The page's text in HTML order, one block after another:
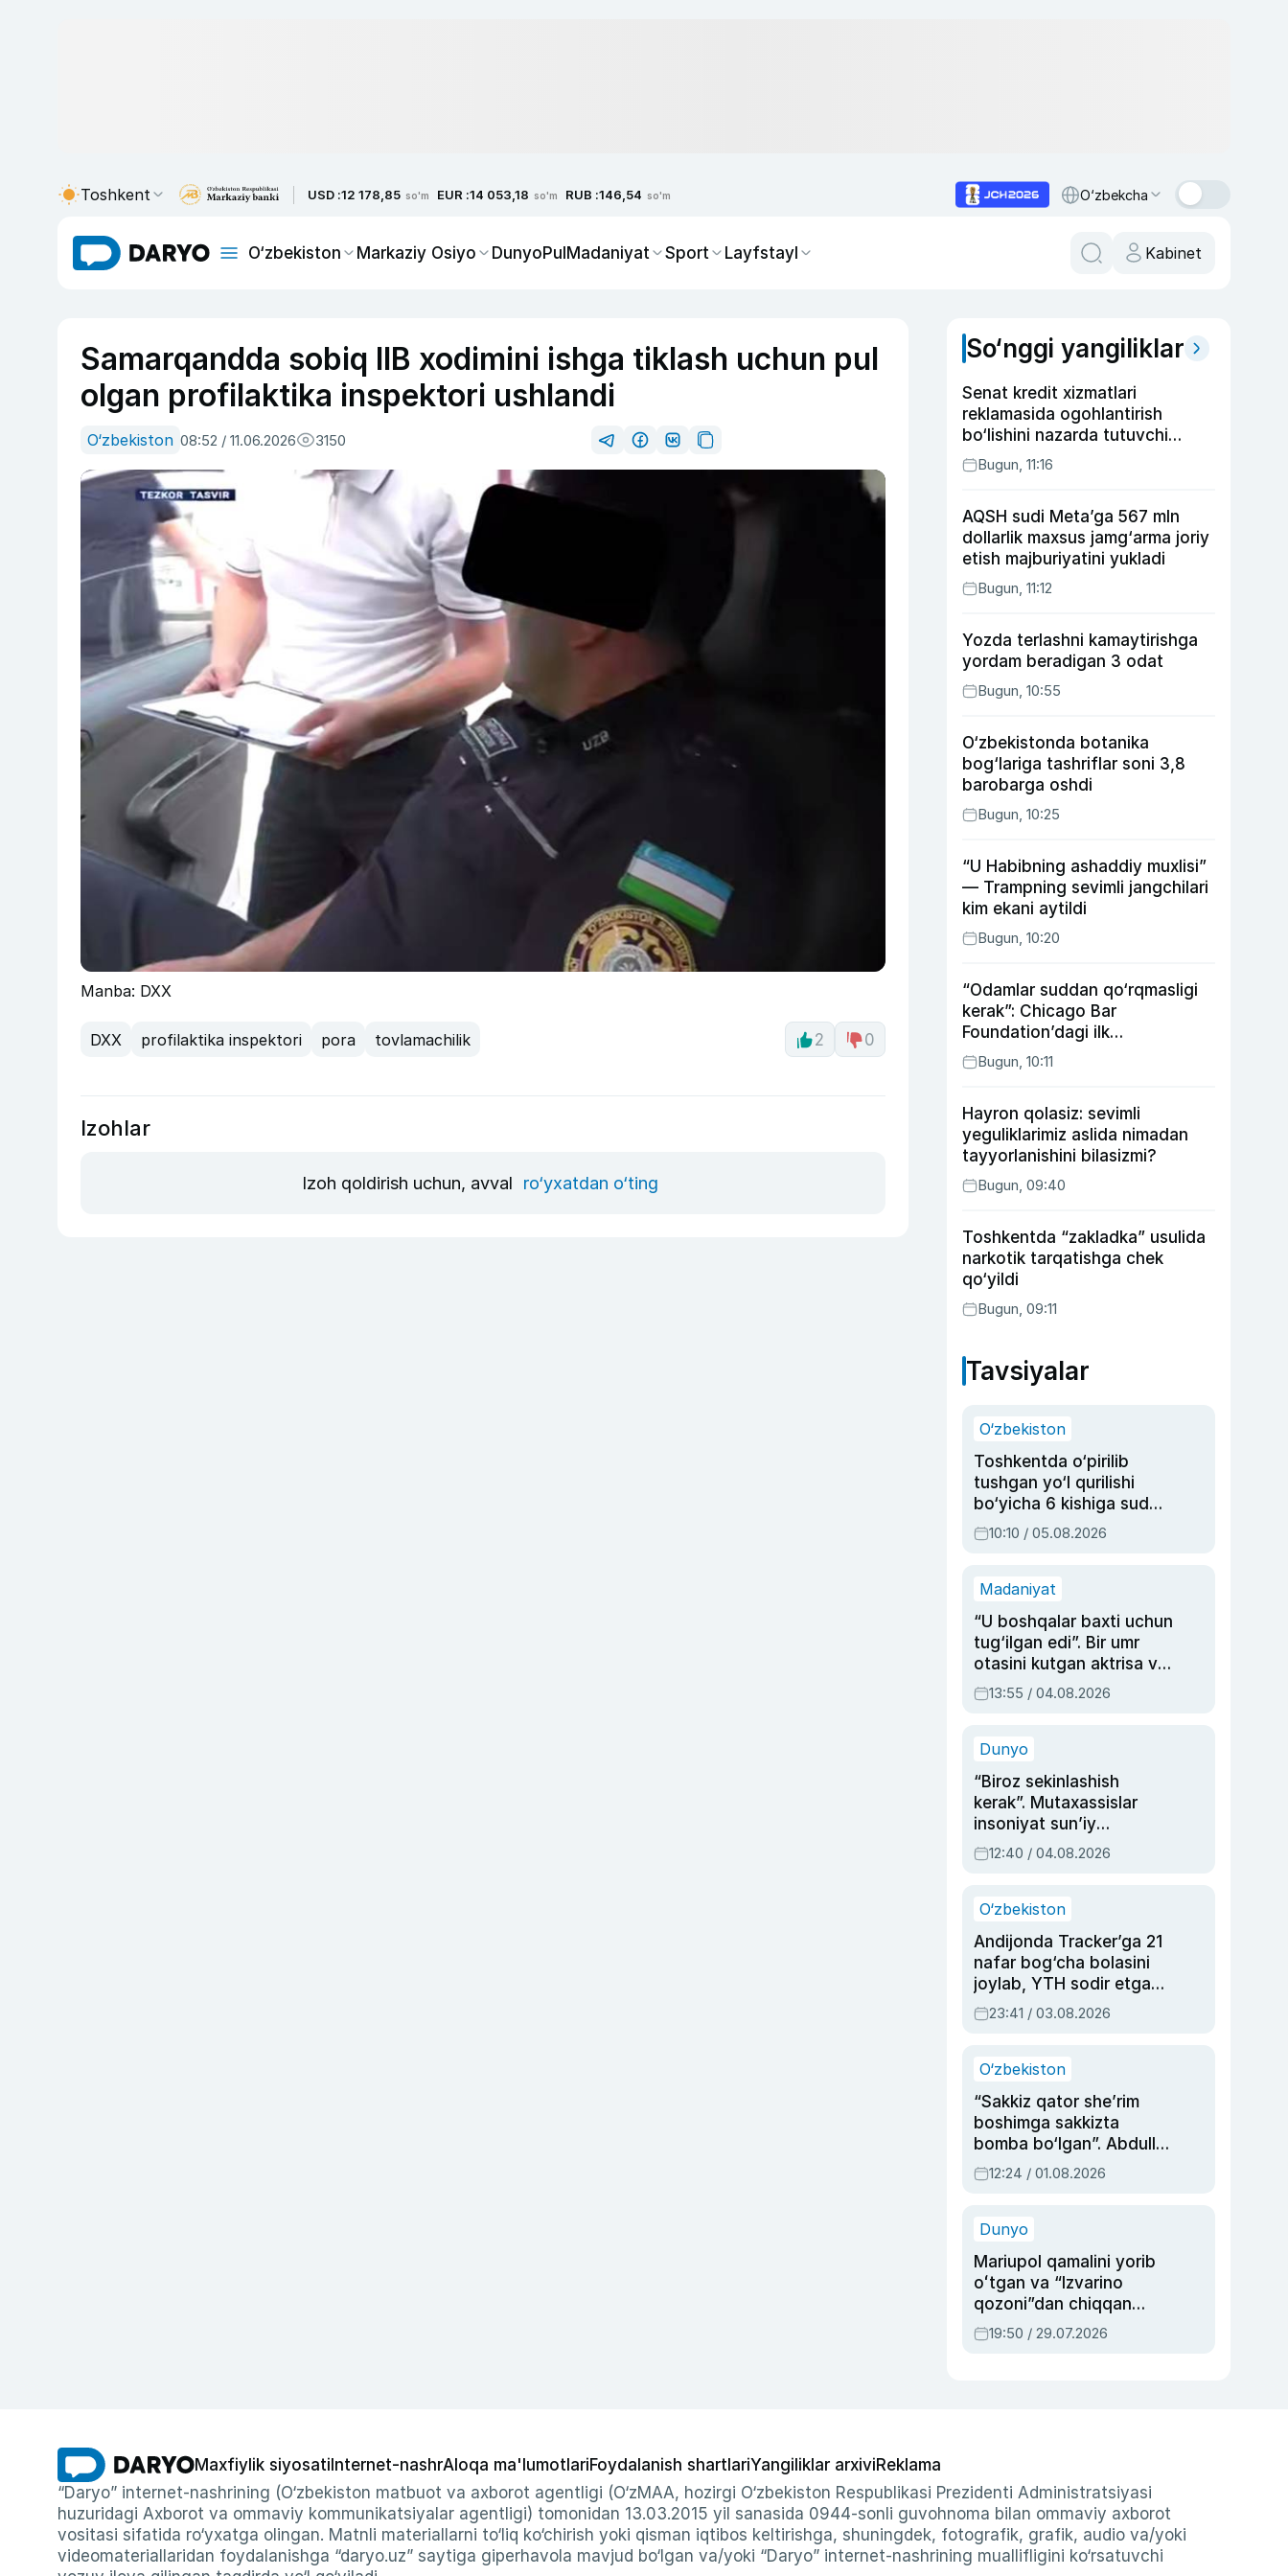
Toshkent USD :12 178,85 so'm EUR :14 053,18 so'm RUB :146,54 so'm O‘zbekcha
O‘zbekiston Markaziy Osiyo DunyoPulMadaniyat Sport Layfstayl Kabinet
Samarqandda sobiq IIB xodimini ishga tiklash uchun pul
olgan profilaktika inspektori ushlandi
O‘zbekiston 08:52 / 11.06.2026 3150
Manba: DXX
DXX profilaktika inspektori pora tovlamachilik 2 0
Izohlar
Izoh qoldirish uchun, avval ro‘yxatdan o‘ting
So‘nggi yangiliklar
Senat kredit xizmatlari
reklamasida ogohlantirish
bo‘lishini nazarda tutuvchi
qonunni ma’qulladi
Bugun, 11:16
AQSH sudi Meta’ga 567 mln
dollarlik maxsus jamg‘arma joriy
etish majburiyatini yukladi
Bugun, 11:12
Yozda terlashni kamaytirishga
yordam beradigan 3 odat
Bugun, 10:55
O‘zbekistonda botanika
bog‘lariga tashriflar soni 3,8
barobarga oshdi
Bugun, 10:25
“U Habibning ashaddiy muxlisi”
— Trampning sevimli jangchilari
kim ekani aytildi
Bugun, 10:20
“Odamlar suddan qo‘rqmasligi
kerak”: Chicago Bar
Foundation’dagi ilk
o‘zbekistonlik Go‘zal
Abduaxatova
Bugun, 10:11
Hayron qolasiz: sevimli
yeguliklarimiz aslida nimadan
tayyorlanishini bilasizmi?
Bugun, 09:40
Toshkentda “zakladka” usulida
narkotik tarqatishga chek
qo‘yildi
Bugun, 09:11
Tavsiyalar
O‘zbekiston
Toshkentda o‘pirilib
tushgan yo‘l qurilishi
bo‘yicha 6 kishiga sud
hukmi o‘qildi
10:10 / 05.08.2026
Madaniyat
“U boshqalar baxti uchun
tug‘ilgan edi”. Bir umr
otasini kutgan aktrisa va
dublyaj ustasi Rimma
Ahmedovaning
13:55 / 04.08.2026
Dunyo
“Biroz sekinlashish
kerak”. Mutaxassislar
insoniyat sun’iy
intellektni boshqara
olmay qolishidan xavotir
12:40 / 04.08.2026
O‘zbekiston
Andijonda Tracker’ga 21
nafar bog‘cha bolasini
joylab, YTH sodir etgan
ayolga sud hukmi o‘qildi
23:41 / 03.08.2026
O‘zbekiston
“Sakkiz qator she’rim
boshimga sakkizta
bomba bo‘lgan”. Abdulla
Oripovni siyosiy
ayblovlardan asrab
12:24 / 01.08.2026
Dunyo
Mariupol qamalini yorib
oʻtgan va “Izvarino
qozoni”dan chiqqan
qahramon — Ukraina
armiyasi bosh
19:50 / 29.07.2026
Maxfiylik siyosati Internet-nashrAloqa ma'lumotlariFoydalanish shartlariYangiliklar arxiviReklama
“Daryo” internet-nashrining (O‘zbekiston matbuot va axborot agentligi (O‘zMAA, hozirgi O‘zbekiston Respublikasi Prezidenti Administratsiyasi
huzuridagi Axborot va ommaviy kommunikatsiyalar agentligi) tomonidan 13.03.2015 yil sanasida 0944-sonli guvohnoma bilan ommaviy axborot
vositasi sifatida ro‘yxatga olingan. Matnli materiallarni to‘liq ko‘chirish yoki qisman iqtibos keltirishga, shuningdek, fotografik, grafik, audio va/yoki
videomateriallaridan foydalanishga “daryo.uz” saytiga giperhavola mavjud bo‘lgan va/yoki “Daryo” internet-nashrining muallifligini ko‘rsatuvchi